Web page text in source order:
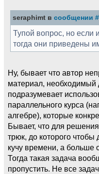
seraphimt в сообщении
Тупой вопрос, но если
тогда они приведены
Ну, бывает что автор
материал, необходимый
подразумевает
параллельного курса
алгебре), которые
Бывает, что для
трюк, до которого чтобы
кучу времени, а больше
Тогда такая задача
пропустить. Не все